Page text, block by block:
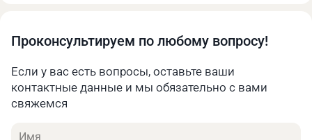
Пильная рама станка поднимается и опускается за
счет мощного гидроцилиндра. Скорость опускания
регулируется кнопками на панели управления.
Проконсультируем по любому вопросу!
Если у вас есть вопросы, оставьте ваши
контактные данные и мы обязательно с вами
свяжемся
Имя